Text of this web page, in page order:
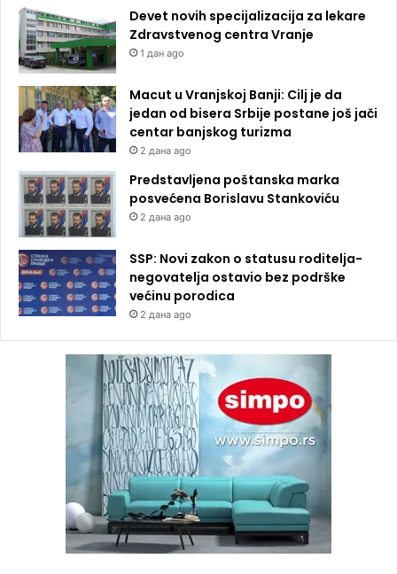
Devet novih specijalizacija za lekare
Zdravstvenog centra Vranje
1 дан ago
Macut u Vranjskoj Banji: Cilj je da
jedan od bisera Srbije postane još jači
centar banjskog turizma
2 дана ago
Predstavljena poštanska marka
posvećena Borislavu Stankoviću
2 дана ago
SSP: Novi zakon o statusu roditelja-
negovatelja ostavio bez podrške
većinu porodica
2 дана ago